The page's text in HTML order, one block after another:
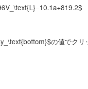
の値でクリ